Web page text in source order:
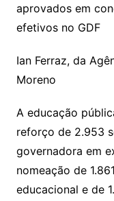
aprovados em
efetivos no GDF
Ian Ferraz, da
Moreno
A educação
reforço de 2.953
governadora em
nomeação de
educacional e de